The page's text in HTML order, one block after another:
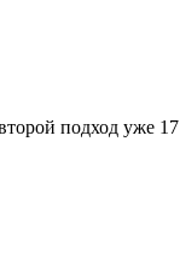
подход уже